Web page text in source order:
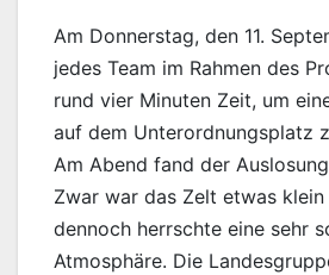
Am Donnerstag, den 11.
jedes Team im Rahmen des
rund vier Minuten Zeit, um
auf dem Unterordnungsplatz
Am Abend fand der
Zwar war das Zelt etwas klein
dennoch herrschte eine sehr
Atmosphäre. Die